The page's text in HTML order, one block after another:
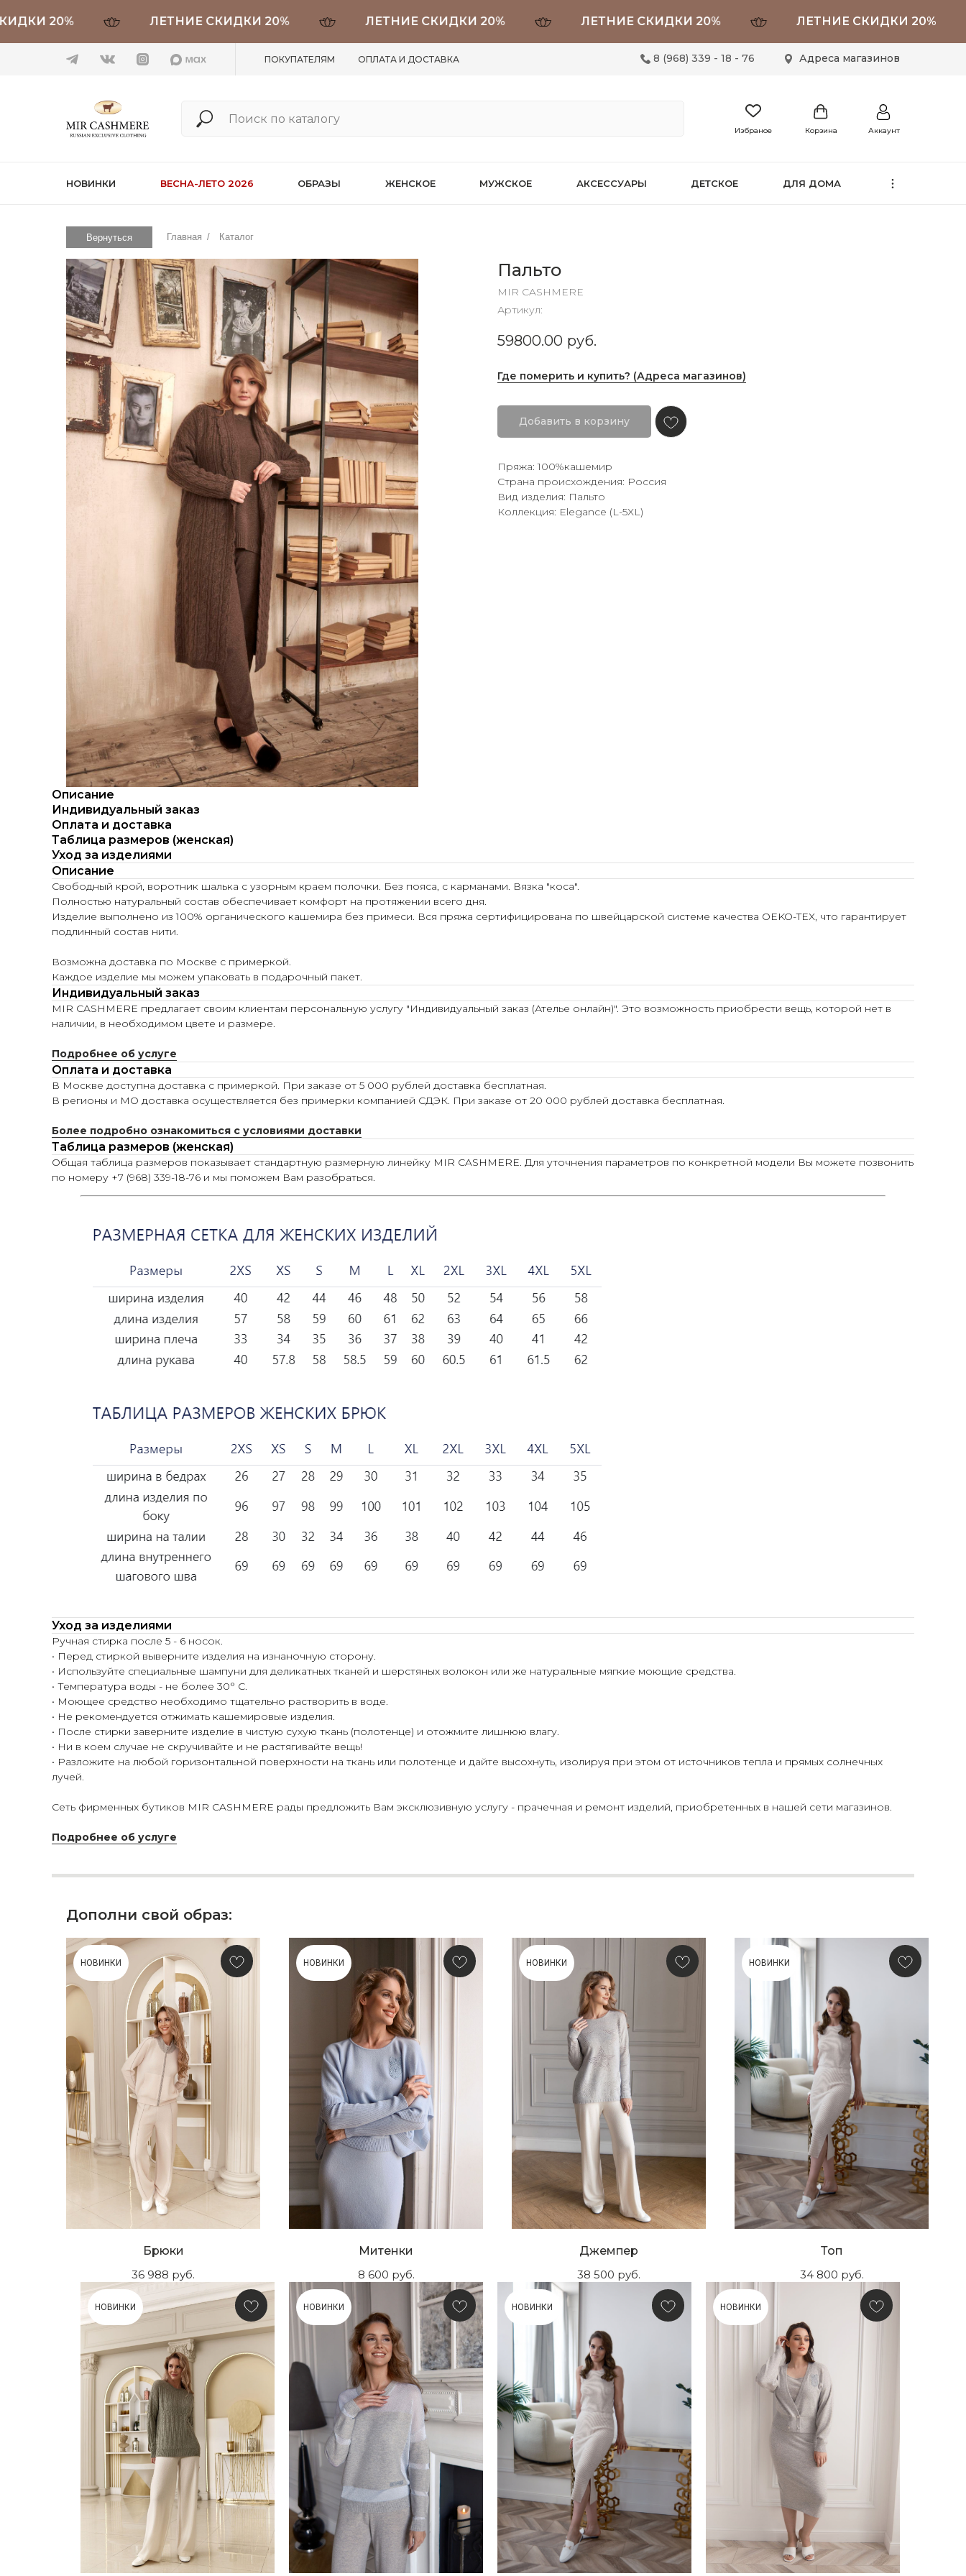
20% ЛЕТНИЕ СКИДКИ 20% ЛЕТНИЕ СКИДКИ 20% ЛЕТНИЕ СКИДКИ 20% ЛЕТНИЕ СКИДКИ 20%
ПОКУПАТЕЛЯМ ОПЛАТА И ДОСТАВКА Адреса магазинов
8 (968) 339 - 18 - 76
НОВИНКИ ВЕСНА-ЛЕТО 2026 ОБРАЗЫ ЖЕНСКОЕ МУЖСКОЕ АКСЕССУАРЫ ДЕТСКОЕ ДЛЯ ДОМА
Аккаунт
Корзина
Избраное
Вернуться Главная Каталог
/
Пальто
MIR CASHMERE
Артикул:
59800.00 руб.
Где померить и купить? (Адреса магазинов)
Добавить в корзину
Пряжа: 100%кашемир
Страна происхождения: Россия
Вид изделия: Пальто
Коллекция: Elegance (L-5XL)
Описание
Индивидуальный заказ
Оплата и доставка
Таблица размеров (женская)
Уход за изделиями
Описание
Свободный крой, воротник шалька с узорным краем полочки. Без пояса, с карманами. Вязка "коса".
Полностью натуральный состав обеспечивает комфорт на протяжении всего дня.
Изделие выполнено из 100% органического кашемира без примеси. Вся пряжа сертифицирована по швейцарской системе качества OEKO-TEX, что гарантирует
подлинный состав нити.
Возможна доставка по Москве с примеркой.
Каждое изделие мы можем упаковать в подарочный пакет.
Индивидуальный заказ
MIR CASHMERE предлагает своим клиентам персональную услугу "Индивидуальный заказ (Ателье онлайн)". Это возможность приобрести вещь, которой нет в
наличии, в необходимом цвете и размере.
Подробнее об услуге
Оплата и доставка
В Москве доступна доставка с примеркой. При заказе от 5 000 рублей доставка бесплатная.
В регионы и МО доставка осуществляется без примерки компанией СДЭК. При заказе от 20 000 рублей доставка бесплатная.
Более подробно ознакомиться с условиями доставки
Таблица размеров (женская)
Общая таблица размеров показывает стандартную размерную линейку MIR CASHMERE. Для уточнения параметров по конкретной модели Вы можете позвонить
по номеру +7 (968) 339-18-76 и мы поможем Вам разобраться.
Уход за изделиями
Ручная стирка после 5 - 6 носок.
• Перед стиркой выверните изделия на изнаночную сторону.
• Используйте специальные шампуни для деликатных тканей и шерстяных волокон или же натуральные мягкие моющие средства.
• Температура воды - не более 30° С.
• Моющее средство необходимо тщательно растворить в воде.
• Не рекомендуется отжимать кашемировые изделия.
• После стирки заверните изделие в чистую сухую ткань (полотенце) и отожмите лишнюю влагу.
• Ни в коем случае не скручивайте и не растягивайте вещь!
• Разложите на любой горизонтальной поверхности на ткань или полотенце и дайте высохнуть, изолируя при этом от источников тепла и прямых солнечных
лучей.
Сеть фирменных бутиков MIR CASHMERE рады предложить Вам эксклюзивную услугу - прачечная и ремонт изделий, приобретенных в нашей сети магазинов.
Подробнее об услуге
Дополни свой образ:
НОВИНКИ
Брюки
36 988 руб.
НОВИНКИ
Митенки
8 600 руб.
НОВИНКИ
Джемпер
38 500 руб.
НОВИНКИ
Топ
34 800 руб.
НОВИНКИ НОВИНКИ НОВИНКИ НОВИНКИ